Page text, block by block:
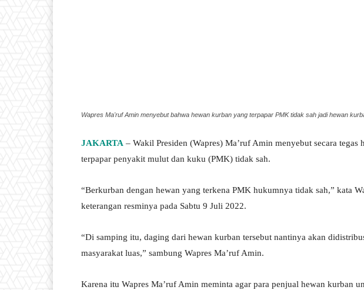
Wapres Ma'ruf Amin menyebut bahwa hewan kurban yang terpapar PMK tidak sah jadi hewan
JAKARTA – Wakil Presiden (Wapres) Ma’ruf Amin menyebut secara tegas
terpapar penyakit mulut dan kuku (PMK) tidak sah.
“Berkurban dengan hewan yang terkena PMK hukumnya tidak sah,” kata
keterangan resminya pada Sabtu 9 Juli 2022.
“Di samping itu, daging dari hewan kurban tersebut nantinya akan
masyarakat luas,” sambung Wapres Ma’ruf Amin.
Karena itu Wapres Ma’ruf Amin meminta agar para penjual hewan kurban